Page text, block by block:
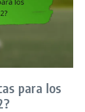
para los